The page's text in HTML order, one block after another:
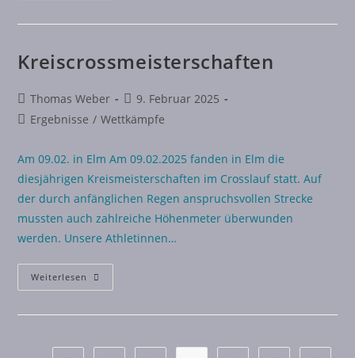
Kreiscrossmeisterschaften
Thomas Weber
9. Februar 2025
Ergebnisse / Wettkämpfe
Am 09.02. in Elm Am 09.02.2025 fanden in Elm die
diesjährigen Kreismeisterschaften im Crosslauf statt. Auf
der durch anfänglichen Regen anspruchsvollen Strecke
mussten auch zahlreiche Höhenmeter überwunden
werden. Unsere Athletinnen…
Weiterlesen